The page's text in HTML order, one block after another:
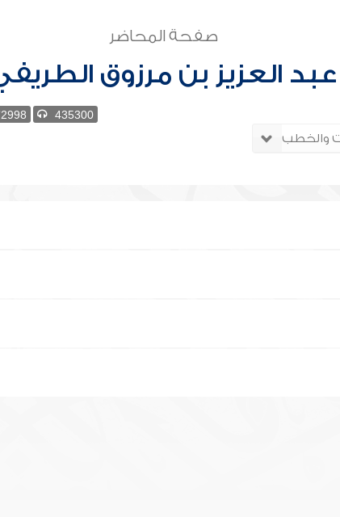
صفحة المحاضر
عبد العزيز بن مرزوق
435300